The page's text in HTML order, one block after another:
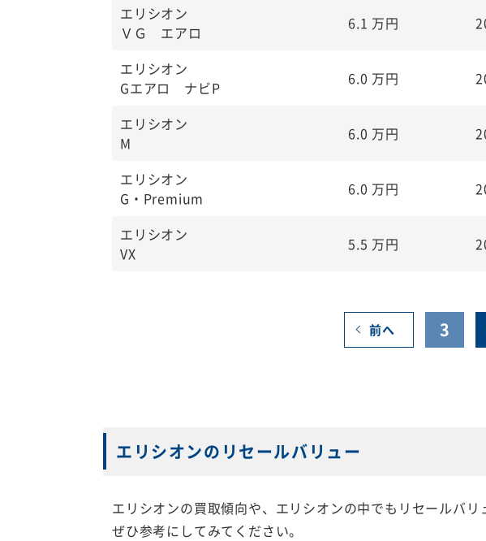
エリシオン
ＶＧ エアロ
6.1 万円
エリシオン
Gエアロ ナビP
6.0 万円
エリシオン
M
6.0 万円
エリシオン
G・Premium
6.0 万円
エリシオン
VX
5.5 万円
前へ 3
エリシオンのリセールバリュー
エリシオンの買取傾向や、エリシオンの中でもリセールバ
ぜひ参考にしてみてください。